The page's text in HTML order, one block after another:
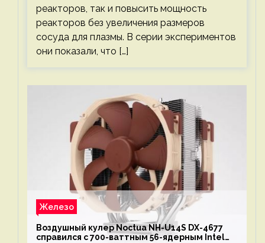
реакторов, так и повысить мощность
реакторов без увеличения размеров
сосуда для плазмы. В серии экспериментов
они показали, что […]
Железо
Воздушный кулер Noctua NH-U14S DX-4677
справился с 700-ваттным 56-ядерным Intel